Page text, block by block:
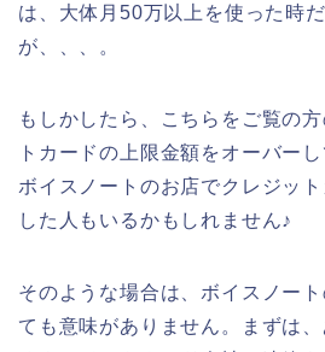
は、大体月50万以上を使った時
が、、、。
もしかしたら、こちらをご覧の
トカードの上限金額をオーバー
ボイスノートのお店でクレジッ
した人もいるかもしれません♪
そのような場合は、ボイスノー
ても意味がありません。まずは